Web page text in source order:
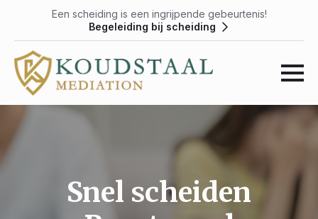
Een scheiding is een ingrijpende gebeurtenis!
Begeleiding bij scheiding
Snel scheiden